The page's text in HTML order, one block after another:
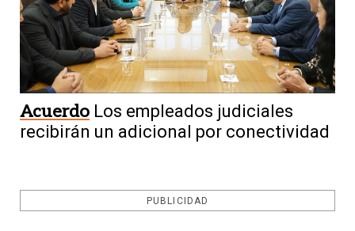
Acuerdo Los empleados judiciales
recibirán un adicional por conectividad
PUBLICIDAD